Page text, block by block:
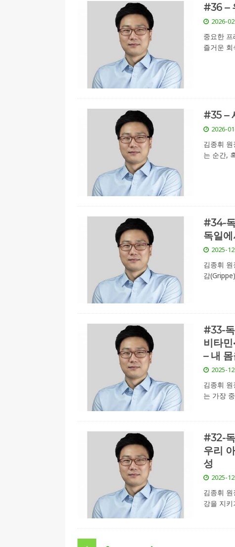
#36 –
2026-
중요한
즐거운
#35 –
2026-
김종휘
는 순간,
#34-
독일
2025-
김종휘
감
#33-
비타
– 내
2025-
김종휘
는 가장
#32-
우리
성
2025-
김종휘
강을 지